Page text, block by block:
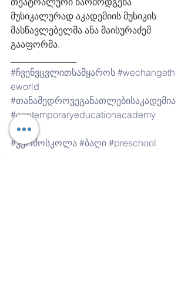
მუსიკალურად აკადემიის მუსიკის
მასწავლებელმა ანა მაისურაძემ
გააფორმა.
#ჩვენვცვლითსამყაროს #wechangeth
eworld
#თანამედროვეგანათლებისაკადემია
#contemporaryeducationacademy
#CEA
#კერძოსკოლა #ბაღი #preschool
სკოლა